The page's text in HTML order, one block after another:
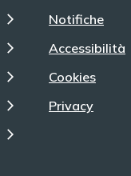
Notifiche
Accessibilità
Cookies
Privacy